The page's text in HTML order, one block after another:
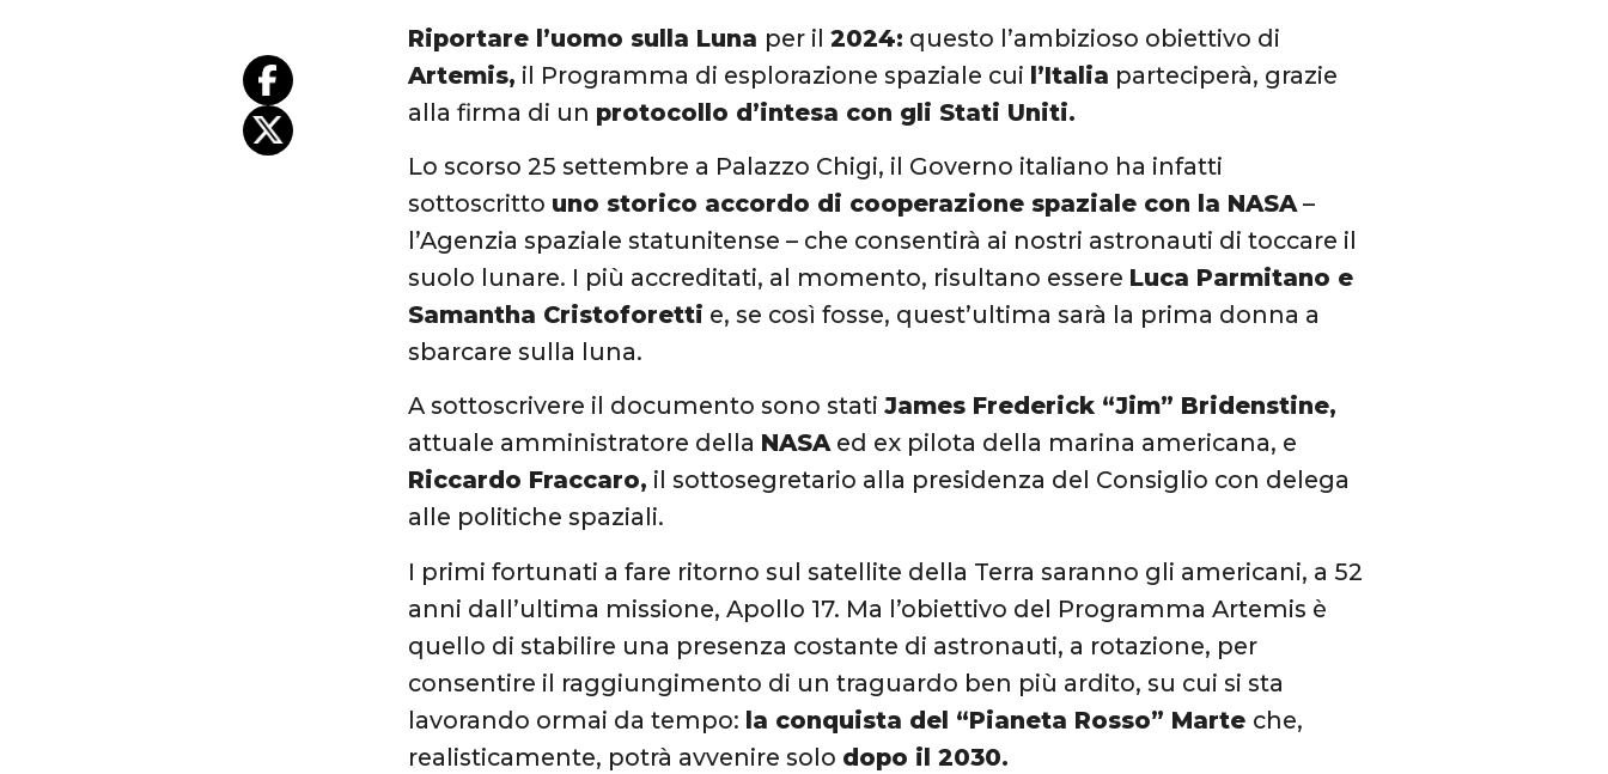
Riportare l’uomo sulla Luna per il2024: questo l’ambizioso obiettivo di
Artemis, il Programma di esplorazione spaziale cui l’Italia parteciperà, grazie
alla firma di un protocollo d’intesa con gli Stati Uniti.
Lo scorso 25 settembre a Palazzo Chigi, il Governo italiano ha infatti
sottoscritto uno storico accordo di cooperazione spaziale con la NASA–
l’Agenzia spaziale statunitense – che consentirà ai nostri astronauti di toccare il
suolo lunare. I più accreditati, al momento, risultano essere Luca Parmitano e
Samantha Cristoforetti e, se così fosse, quest’ultima sarà la prima donna a
sbarcare sulla luna.
A sottoscrivere il documento sono statiJames Frederick “Jim” Bridenstine,
attuale amministratore della NASAed ex pilota della marina americana, e
Riccardo Fraccaro, il sottosegretario alla presidenza del Consiglio con delega
alle politiche spaziali.
I primi fortunati a fare ritorno sul satellite della Terra saranno gli americani, a 52
anni dall’ultima missione, Apollo 17. Ma l’obiettivo del Programma Artemis è
quello di stabilire una presenza costante di astronauti, a rotazione, per
consentire il raggiungimento di un traguardo ben più ardito, su cui si sta
lavorando ormai da tempo: la conquista del “Pianeta Rosso” Marte che,
realisticamente, potrà avvenire solo dopo il 2030.